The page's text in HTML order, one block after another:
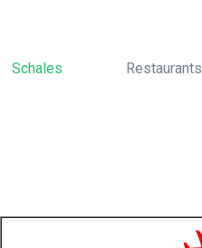
Schales Restaurants